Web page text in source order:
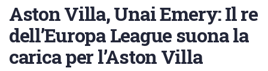
Aston Villa, Unai Emery: Il re
dell’Europa League suona la
carica per l’Aston Villa